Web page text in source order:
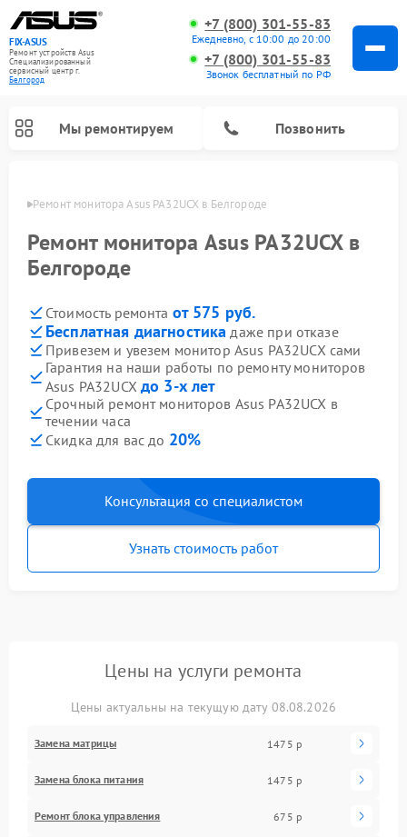
FIX-ASUS
Ремонт устройств Asus
Специализированный
cервисный центр г.
Белгород
+7 (800) 301-55-83
Ежедневно, с 10:00 до 20:00
+7 (800) 301-55-83
Звонок бесплатный по РФ
Мы ремонтируем Позвонить
Ремонт монитора Asus PA32UCX в Белгороде
Ремонт монитора Asus PA32UCX в
Белгороде
Стоимость ремонта от 575 руб.
Бесплатная диагностика даже при отказе
Привезем и увезем монитор Asus PA32UCX сами
Гарантия на наши работы по ремонту мониторов
Asus PA32UCX до 3-х лет
Срочный ремонт мониторов Asus PA32UCX в
течении часа
Скидка для вас до 20%
Консультация со специалистом
Узнать стоимость работ
Цены на услуги ремонта
Цены актуальны на текущую дату 08.08.2026
Замена матрицы 1475 р
Замена блока питания 1475 р
Ремонт блока управления 675 р